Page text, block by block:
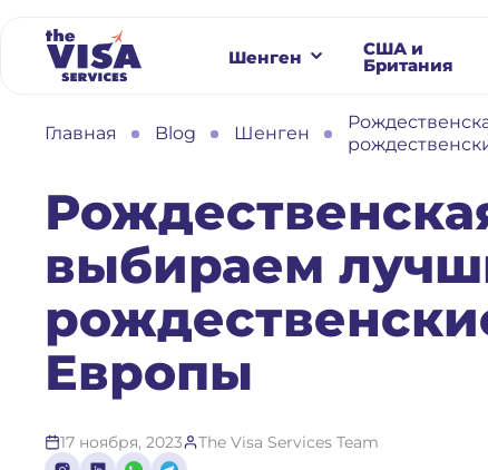
Шенген США и
Британия
Главная Blog Шенген
выбираем
Европы
17 ноября, 2023 The Visa Services Team